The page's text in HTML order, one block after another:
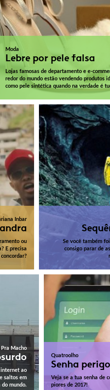
Moda
Lebre por pele falsa
Lojas famosas de departamento e e-
redor do mundo estão vendendo produtos
como pele sintética quando na verdade é
Inbar
ou
E precisa
Se você também
consigo parar de
Pra Macho
internet ao
saltos em
do mundo.
Quatroolho
Senha
Veja se a tua senha de
piores de 2017!